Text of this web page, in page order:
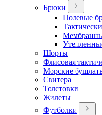
Брюки
Полевые
Шорты
Флисовая
Морские
Свитера
Толстовки
Жилеты
Футболки